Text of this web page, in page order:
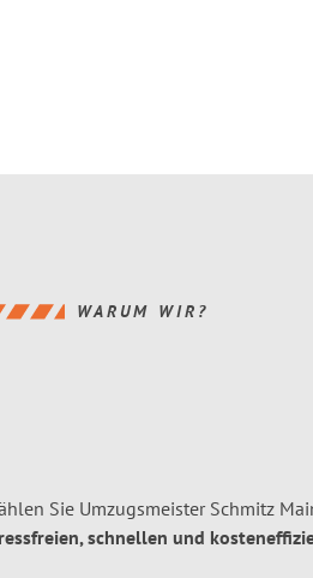
WARUM WIR?
Sie Umzugsmeister Schmitz
schnellen und